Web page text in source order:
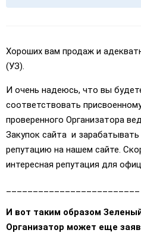
Хороших вам продаж и
(УЗ).
И очень надеюсь, что вы
соответствовать
проверенного Организатора
Закупок сайта и
репутацию на нашем сайте.
интересная репутация для
И вот таким образом
Организатор может еще